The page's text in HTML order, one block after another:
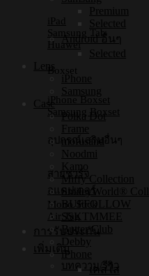
iPad
Samsung Tab
Huawei
Boxset
iPhone Boxset
Samsung Boxset
อุปกรณ์เสริมอื่นๆ
สายชาร์จ
อแดปเตอร์
Mono Stick
Air Tag
การรับประกัน
เพิ่มเติม
บทความ/รีวิว
Premium
Selected
Android อื่นๆ
Selected
Lens
iPhone
Samsung
Case
Polka Dot
Frame
mofusand
Noodmi
Kamo
Miffy Collection
SmileyWorld®
BUFFOLLOW
SSKTMMEE
Butter Club
Debby
iPhone
เคสใส